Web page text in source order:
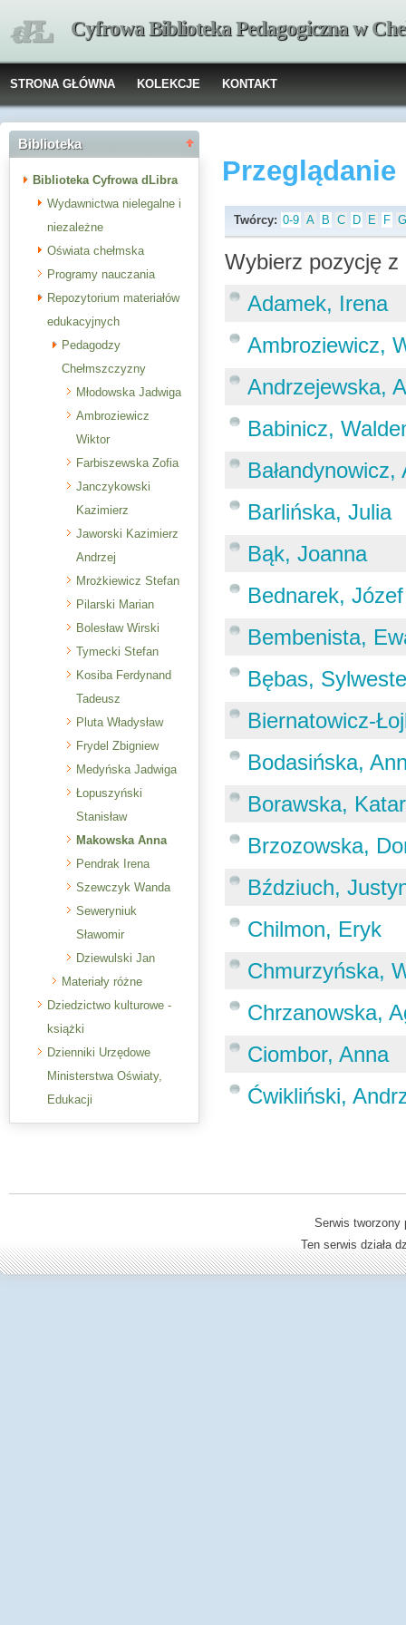
Cyfrowa Biblioteka Pedagogiczna w
STRONA GŁÓWNA KOLEKCJE KONTAKT
Biblioteka
Biblioteka Cyfrowa dLibra
Wydawnictwa nielegalne i
niezależne
Oświata chełmska
Programy nauczania
Repozytorium materiałów
edukacyjnych
Pedagodzy
Chełmszczyzny
Młodowska Jadwiga
Ambroziewicz
Wiktor
Farbiszewska Zofia
Janczykowski
Kazimierz
Jaworski Kazimierz
Andrzej
Mrożkiewicz Stefan
Pilarski Marian
Bolesław Wirski
Tymecki Stefan
Kosiba Ferdynand
Tadeusz
Pluta Władysław
Frydel Zbigniew
Medyńska Jadwiga
Łopuszyński
Stanisław
Makowska Anna
Pendrak Irena
Szewczyk Wanda
Seweryniuk
Sławomir
Dziewulski Jan
Materiały różne
Dziedzictwo kulturowe -
książki
Dzienniki Urzędowe
Ministerstwa Oświaty,
Edukacji
Twórcy: 0-9 A B C D E F
Wybierz pozycję
Adamek, Irena
Ambroziewicz,
Andrzejewska,
Babinicz,
Bałandynowicz,
Barlińska, Julia
Bąk, Joanna
Bednarek, Józef
Bembenista,
Bębas,
Biernatowicz-
Bodasińska,
Borawska,
Brzozowska,
Bździuch,
Chilmon, Eryk
Chmurzyńska,
Chrzanowska,
Ciombor, Anna
Ćwikliński,
Serwis
Ten serwis działa